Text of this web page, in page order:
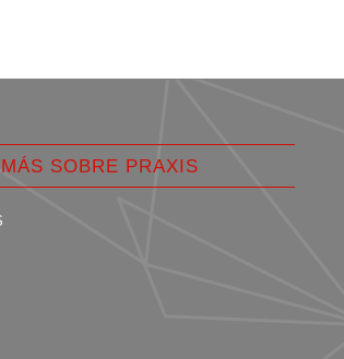
SOBRE PRAXIS